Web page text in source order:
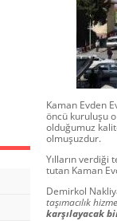
Kaman Evden
öncü kuruluşu
olduğumuz
olmuşuzdur.
Yılların
tutan Kaman
Demirkol
taşımacılık
karşılayacak